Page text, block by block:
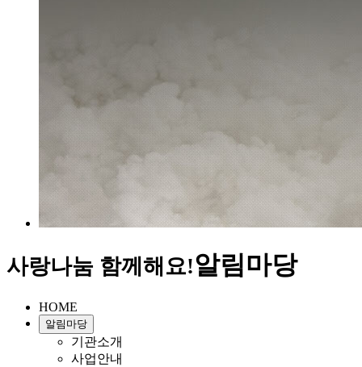
사랑나눔 함께해요!알림마당
HOME
알림마당
기관소개
사업안내